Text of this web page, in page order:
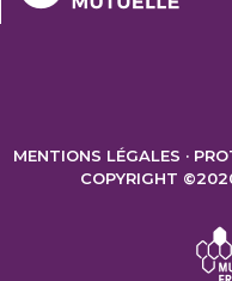
MENTIONS LÉGALES
COPYRIGHT